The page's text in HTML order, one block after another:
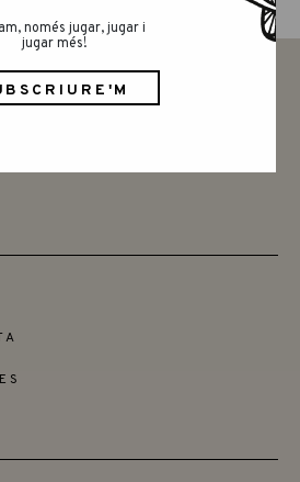
només jugar, jugar i
jugar més!